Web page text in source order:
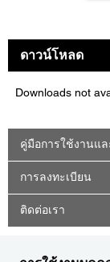
ดาวน์โหลด
Downloads not
คู่มือการใช้งานแ
การลงทะเบียน
ติดต่อเรา